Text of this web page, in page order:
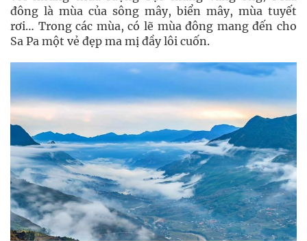
đông là mùa của sông mây, biển mây, mùa tuyết
rơi… Trong các mùa, có lẽ mùa đông mang đến cho
Sa Pa một vẻ đẹp ma mị đầy lôi cuốn.